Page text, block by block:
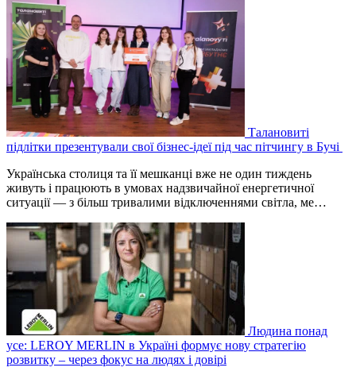
Талановиті
підлітки презентували свої бізнес-ідеї під час пітчингу в Бучі
Українська столиця та її мешканці вже не один тиждень
живуть і працюють в умовах надзвичайної енергетичної
ситуації — з більш тривалими відключеннями світла, ме…
Людина понад
усе: LEROY MERLIN в Україні формує нову стратегію
розвитку – через фокус на людях і довірі